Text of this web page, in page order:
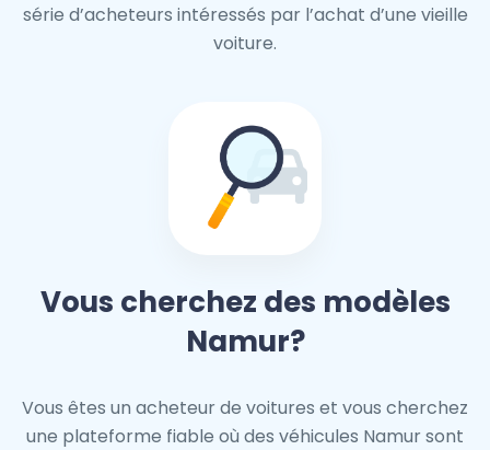
série d’acheteurs intéressés par l’achat d’une vieille
voiture.
Vous cherchez des modèles
Namur?
Vous êtes un acheteur de voitures et vous cherchez
une plateforme fiable où des véhicules Namur sont